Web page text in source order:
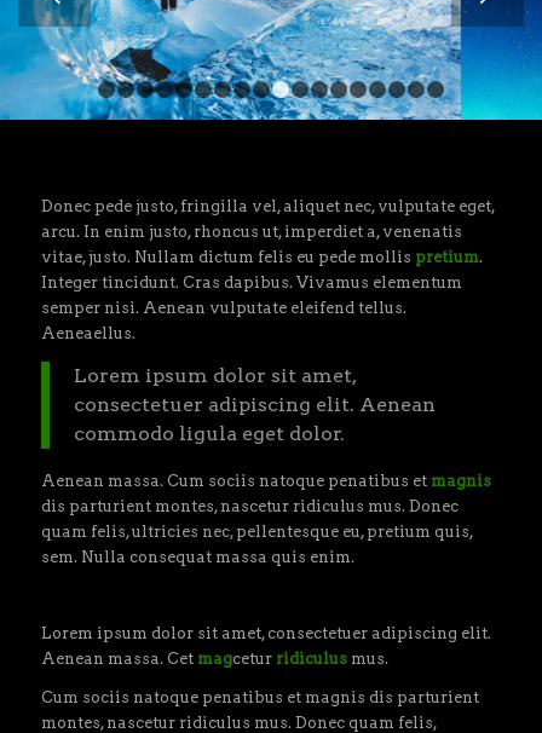
1 2 3 4 5 6 7 8 9 1011 1213 14 15 16
Donec pede justo, fringilla vel, aliquet nec, vulputate eget,
arcu. In enim justo, rhoncus ut, imperdiet a, venenatis
vitae, justo. Nullam dictum felis eu pede mollis pretium.
Integer tincidunt. Cras dapibus. Vivamus elementum
semper nisi. Aenean vulputate eleifend tellus.
Aeneaellus.
Lorem ipsum dolor sit amet,
consectetuer adipiscing elit. Aenean
commodo ligula eget dolor.
Aenean massa. Cum sociis natoque penatibus et magnis
dis parturient montes, nascetur ridiculus mus. Donec
quam felis, ultricies nec, pellentesque eu, pretium quis,
sem. Nulla consequat massa quis enim.
Lorem ipsum dolor sit amet, consectetuer adipiscing elit.
Aenean massa. Cet magcetur ridiculusmus.
Cum sociis natoque penatibus et magnis dis parturient
montes, nascetur ridiculus mus. Donec quam felis,